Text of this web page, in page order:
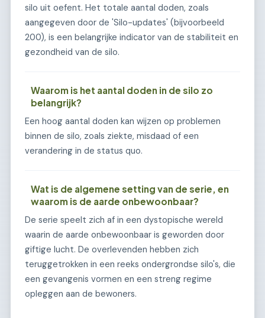
silo uit oefent. Het totale aantal doden, zoals
aangegeven door de 'Silo-updates' (bijvoorbeeld
200), is een belangrijke indicator van de stabiliteit en
gezondheid van de silo.
Waarom is het aantal doden in de silo zo
belangrijk?
Een hoog aantal doden kan wijzen op problemen
binnen de silo, zoals ziekte, misdaad of een
verandering in de status quo.
Wat is de algemene setting van de serie, en
waarom is de aarde onbewoonbaar?
De serie speelt zich af in een dystopische wereld
waarin de aarde onbewoonbaar is geworden door
giftige lucht. De overlevenden hebben zich
teruggetrokken in een reeks ondergrondse silo's, die
een gevangenis vormen en een streng regime
opleggen aan de bewoners.